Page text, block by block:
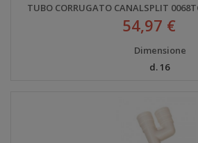
TUBO CORRUGATO CANALSPLIT
54,97 €
Dimensione
d. 16